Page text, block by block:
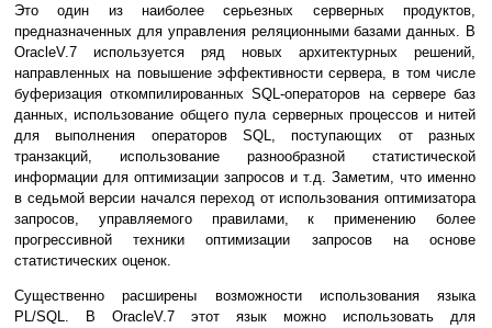
Это один из наиболее серьезных серверных продуктов,
предназначенных для управления реляционными базами данных. В
OracleV.7 используется ряд новых архитектурных решений,
направленных на повышение эффективности сервера, в том числе
буферизация откомпилированных SQL-операторов на сервере баз
данных, использование общего пула серверных процессов и нитей
для выполнения операторов SQL, поступающих от разных
транзакций, использование разнообразной статистической
информации для оптимизации запросов и т.д. Заметим, что именно
в седьмой версии начался переход от использования оптимизатора
запросов, управляемого правилами, к применению более
прогрессивной техники оптимизации запросов на основе
статистических оценок.
Существенно расширены возможности использования языка
PL/SQL. В OracleV.7 этот язык можно использовать для